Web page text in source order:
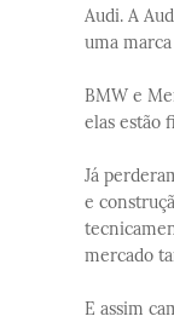
Audi. A
uma
BMW e
elas estão
Já
e
mercado
E assim